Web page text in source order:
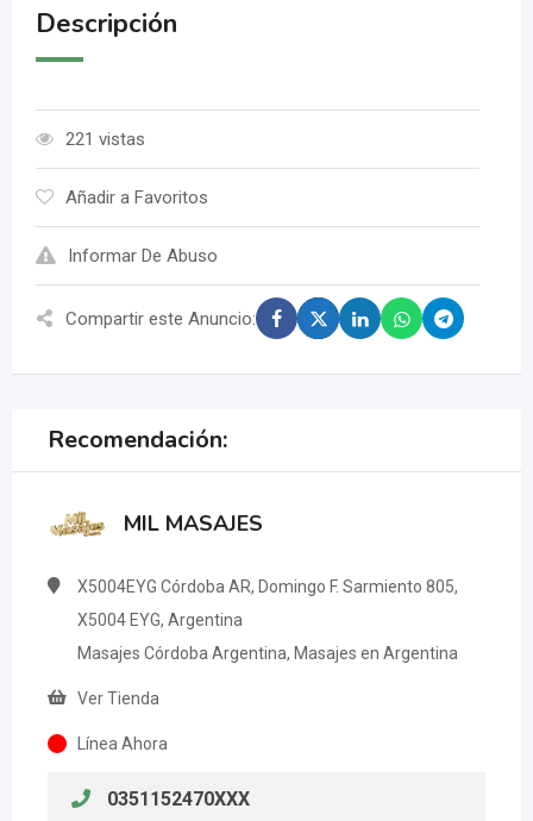
Descripción
221 vistas
Añadir a Favoritos
Informar De Abuso
Compartir este Anuncio:
Recomendación:
MIL MASAJES
X5004EYG Córdoba AR, Domingo F. Sarmiento 805,
X5004 EYG, Argentina
Masajes Córdoba Argentina, Masajes en Argentina
Ver Tienda
Línea Ahora
0351152470XXX